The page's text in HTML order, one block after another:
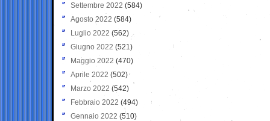
Settembre 2022 (584)
Agosto 2022 (584)
Luglio 2022 (562)
Giugno 2022 (521)
Maggio 2022 (470)
Aprile 2022 (502)
Marzo 2022 (542)
Febbraio 2022 (494)
Gennaio 2022 (510)